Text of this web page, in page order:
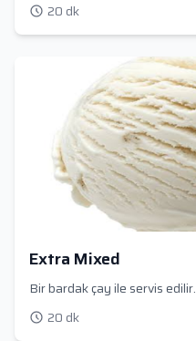
20 dk
Extra Mixed
Bir bardak çay ile servis edilir.
20 dk